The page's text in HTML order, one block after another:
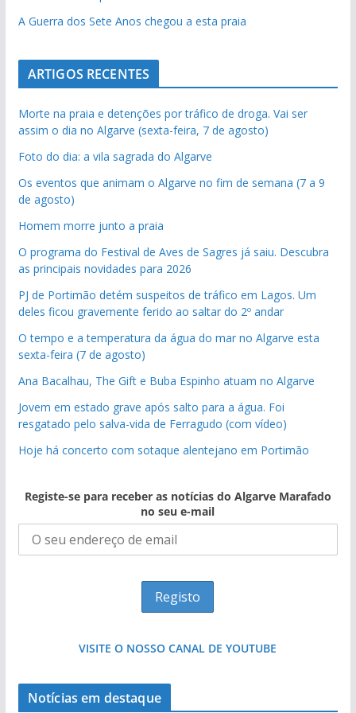
A Guerra dos Sete Anos chegou a esta praia
ARTIGOS RECENTES
Morte na praia e detenções por tráfico de droga. Vai ser
assim o dia no Algarve (sexta-feira, 7 de agosto)
Foto do dia: a vila sagrada do Algarve
Os eventos que animam o Algarve no fim de semana (7 a 9
de agosto)
Homem morre junto a praia
O programa do Festival de Aves de Sagres já saiu. Descubra
as principais novidades para 2026
PJ de Portimão detém suspeitos de tráfico em Lagos. Um
deles ficou gravemente ferido ao saltar do 2º andar
O tempo e a temperatura da água do mar no Algarve esta
sexta-feira (7 de agosto)
Ana Bacalhau, The Gift e Buba Espinho atuam no Algarve
Jovem em estado grave após salto para a água. Foi
resgatado pelo salva-vida de Ferragudo (com vídeo)
Hoje há concerto com sotaque alentejano em Portimão
Registe-se para receber as notícias do Algarve Marafado
no seu e-mail
VISITE O NOSSO CANAL DE YOUTUBE
Notícias em destaque